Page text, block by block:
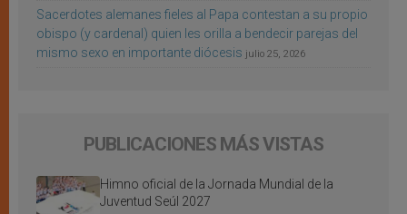
Sacerdotes alemanes fieles al Papa contestan a su propio
obispo (y cardenal) quien les orilla a bendecir parejas del
mismo sexo en importante diócesis julio 25, 2026
PUBLICACIONES MÁS VISTAS
Himno oficial de la Jornada Mundial de la
Juventud Seúl 2027